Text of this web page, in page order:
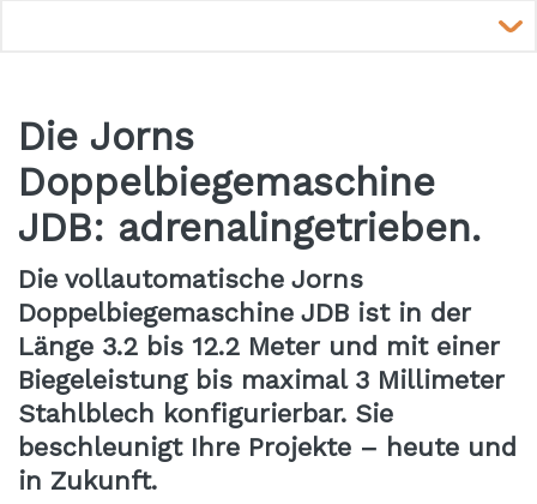
Die Jorns
Doppelbiegemaschine
JDB: adrenalingetrieben.
Die vollautomatische Jorns
Doppelbiegemaschine JDB ist in der
Länge 3.2 bis 12.2 Meter und mit einer
Biegeleistung bis maximal 3 Millimeter
Stahlblech konfigurierbar. Sie
beschleunigt Ihre Projekte – heute und
in Zukunft.